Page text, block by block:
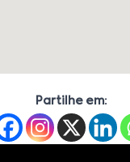
Partilhe em: